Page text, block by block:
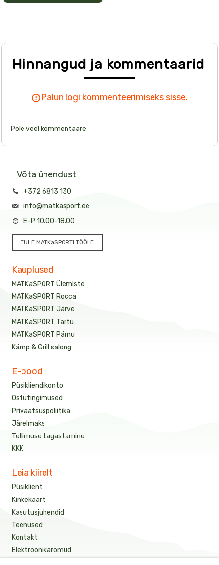
Hinnangud ja kommentaarid
Palun logi kommenteerimiseks sisse.
Pole veel kommentaare
Võta ühendust
+372 6813 130
info@matkasport.ee
E-P 10.00-18.00
TULE MATKaSPORTI TÖÖLE
Kauplused
MATKaSPORT Ülemiste
MATKaSPORT Rocca
MATKaSPORT Järve
MATKaSPORT Tartu
MATKaSPORT Pärnu
Kämp & Grill salong
E-pood
Püsikliendikonto
Ostutingimused
Privaatsuspoliitika
Järelmaks
Tellimuse tagastamine
KKK
Leia kiirelt
Püsiklient
Kinkekaart
Kasutusjuhendid
Teenused
Kontakt
Elektroonikaromud